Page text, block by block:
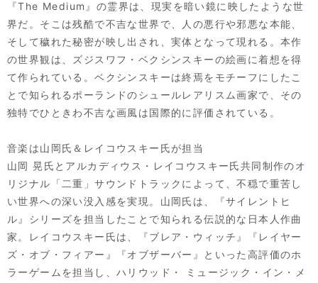
『The Medium』の霊界は、現実を暗い鏡に映したような世
界だ。そこは残酷で不吉な世界で、人の悪行や邪悪な本能、
そして穢れた秘密が映し出され、実体となって現れる。本作
の世界観は、ズジスワフ・ベクシンスキーの絵画に着想を得
て作られている。ベクシンスキーは終焉をモチーフにしたこ
とで知られるポーランドのシュールレアリスム画家で、その
独特でひときわ不吉な画風は国際的に評価されている。
音楽は山岡氏＆レイコウスキー氏が担当
山岡 晃氏とアルカディウス・レイコウスキー氏共同制作のオ
リジナル「二重」サウンドトラックによって、不穏で重苦し
い世界への深い没入感を実現。山岡氏は、『サイレントヒ
ル』シリーズを担当したことで知られる伝説的な日本人作曲
家。レイコウスキー氏は、『ブレア・ウィッチ』『レイヤー
ズ・オブ・フィアー』『オブザーバー』といった高評価のホ
ラーゲームを担当し、ハリウッド・ ミュージック・イン・メ